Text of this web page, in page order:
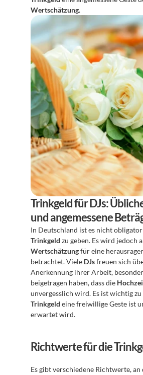
Wertschätzung.
Trinkgeld für DJs:
und angemessene
In Deutschland ist es nicht
Trinkgeld
Wertschätzung für eine
betrachtet. Viele DJs freuen sich
Anerkennung ihrer Arbeit,
beigetragen haben, dass die
Trinkgeld eine freiwillige Geste ist
erwartet wird.
Richtwerte für die
Es gibt verschiedene Richtwerte, an